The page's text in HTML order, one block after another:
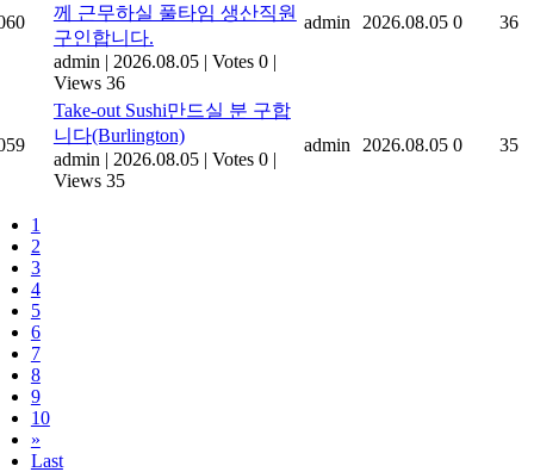
께 근무하실 풀타임 생산직원
구인합니다.
admin | 2026.08.05 | Votes 0 |
Views 36
admin 2026.08.05 0 36
Take-out Sushi만드실 분 구합
니다(Burlington)
admin | 2026.08.05 | Votes 0 |
Views 35
admin 2026.08.05 0 35
1
2
3
4
5
6
7
8
9
10
»
Last